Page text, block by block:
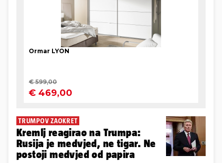
TRUMPOV ZAOKRET
Kremlj reagirao na Trumpa:
Rusija je medvjed, ne tigar. Ne
postoji medvjed od papira